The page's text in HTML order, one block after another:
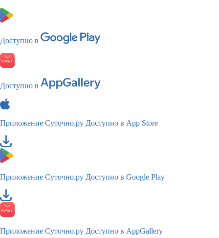
Доступно в
Доступно в
Приложение Суточно.ру Доступно в App Store
Приложение Суточно.ру Доступно в Google Play
Приложение Суточно.ру Доступно в AppGallery